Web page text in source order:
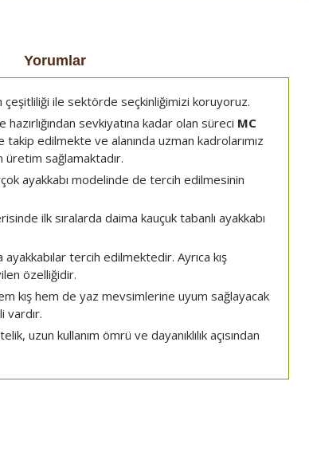
Yorumlar
ile sektörde seçkinliğimizi koruyoruz.
hazırlığından sevkiyatına kadar olan süreci MC
edilmekte ve alanında uzman kadrolarımız
sağlamaktadır.
ayakkabı modelinde de tercih edilmesinin
ilk sıralarda daima kauçuk tabanlı ayakkabı
tercih edilmektedir. Ayrıca kış
özelliğidir.
kış hem de yaz mevsimlerine uyum sağlayacak
vardır.
uzun kullanım ömrü ve dayanıklılık açısından